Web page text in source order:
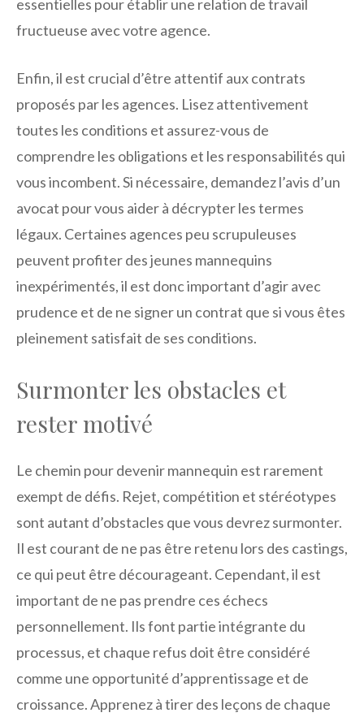
essentielles pour établir une relation de travail
fructueuse avec votre agence.
Enfin, il est crucial d’être attentif aux contrats
proposés par les agences. Lisez attentivement
toutes les conditions et assurez-vous de
comprendre les obligations et les responsabilités qui
vous incombent. Si nécessaire, demandez l’avis d’un
avocat pour vous aider à décrypter les termes
légaux. Certaines agences peu scrupuleuses
peuvent profiter des jeunes mannequins
inexpérimentés, il est donc important d’agir avec
prudence et de ne signer un contrat que si vous êtes
pleinement satisfait de ses conditions.
Surmonter les obstacles et
rester motivé
Le chemin pour devenir mannequin est rarement
exempt de défis. Rejet, compétition et stéréotypes
sont autant d’obstacles que vous devrez surmonter.
Il est courant de ne pas être retenu lors des castings,
ce qui peut être décourageant. Cependant, il est
important de ne pas prendre ces échecs
personnellement. Ils font partie intégrante du
processus, et chaque refus doit être considéré
comme une opportunité d’apprentissage et de
croissance. Apprenez à tirer des leçons de chaque